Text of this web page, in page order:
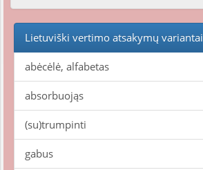
Lietuviški vertimo atsakymų variantai
abėcėlė, alfabetas
absorbuojąs
(su)trumpinti
gabus